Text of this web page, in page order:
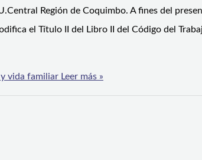
Región de Coquimbo. A fines del
el Título II del Libro II del Código del
vida familiar Leer más »